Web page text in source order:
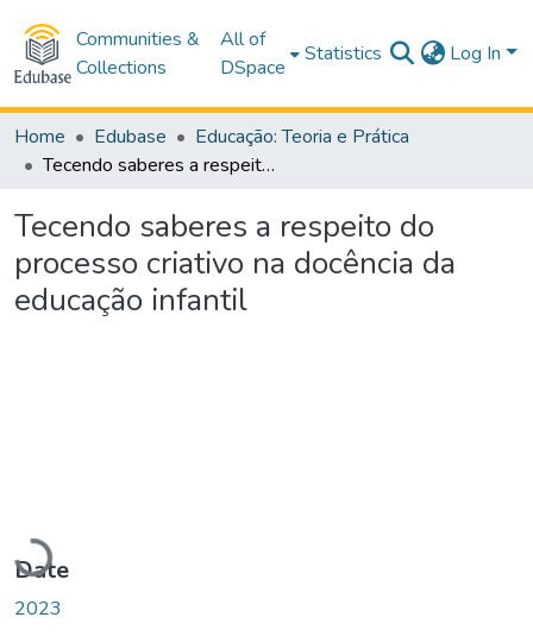
Communities &
Collections
All of
DSpace
Statistics Log In
Home Edubase
Educação: Teoria e Prática
Tecendo saberes a respeito do processo criativo na docência da educação infantil
Tecendo saberes a respeito do
processo criativo na docência da
educação infantil
Loading...
Date
2023